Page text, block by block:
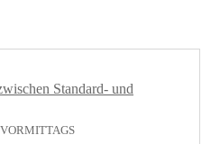
Standard- und